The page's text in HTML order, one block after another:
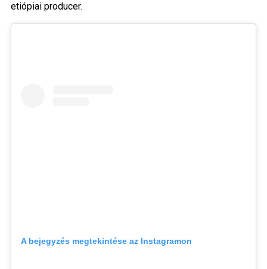
etiópiai producer.
A bejegyzés megtekintése az Instagramon